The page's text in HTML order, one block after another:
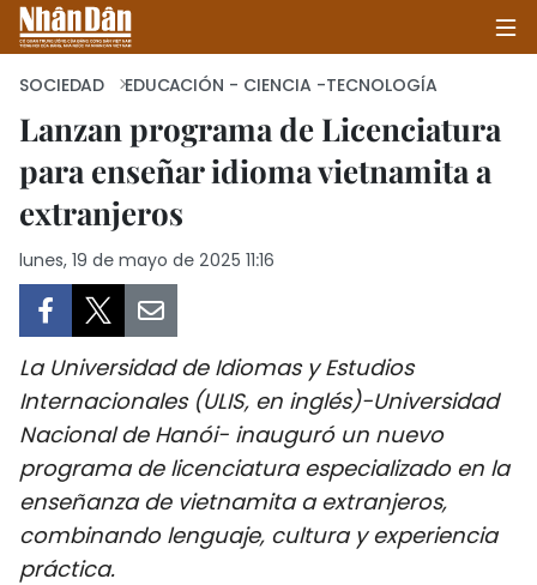
INICIO
SALUD - MEDIO AMBIENTE
CULTURA - ENTRETENIMIENTO
INTERNACIONAL
SOCIEDAD EDUCACIÓN - CIENCIA -TECNOLOGÍA
Lanzan programa de Licenciatura
para enseñar idioma vietnamita a
extranjeros
lunes, 19 de mayo de 2025 11:16
La Universidad de Idiomas y Estudios
Internacionales (ULIS, en inglés)-Universidad
Nacional de Hanói- inauguró un nuevo
programa de licenciatura especializado en la
enseñanza de vietnamita a extranjeros,
combinando lenguaje, cultura y experiencia
práctica.